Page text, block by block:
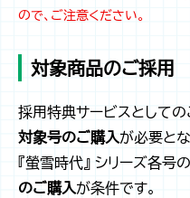
ので、ご注意ください。
対象商品のご採用
採用特典サービスとして
対象号のご購入が必要とな
『螢雪時代』 シリーズ各号の
のご購入が条件です。